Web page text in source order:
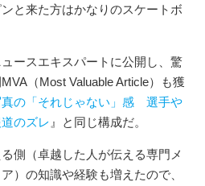
と来た方はかなりのスケートボ
ースエキスパートに公開し、驚
（Most Valuable Article）も獲
真の「それじゃない」感 選手や
のズレ 』と同じ構成だ。
側（卓越した人が伝える専門メ
）の知識や経験も増えたので、